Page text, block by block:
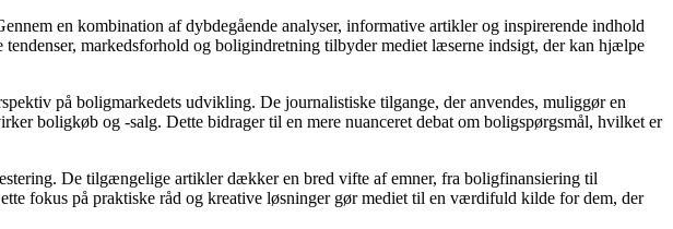
en kombination af dybdegående analyser, informative artikler og inspirerende indhold
markedsforhold og boligindretning tilbyder mediet læserne indsigt, der kan hjælpe
på boligmarkedets udvikling. De journalistiske tilgange, der anvendes, muliggør en
boligkøb og -salg. Dette bidrager til en mere nuanceret debat om boligspørgsmål, hvilket er
De tilgængelige artikler dækker en bred vifte af emner, fra boligfinansiering til
fokus på praktiske råd og kreative løsninger gør mediet til en værdifuld kilde for dem, der